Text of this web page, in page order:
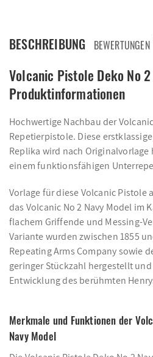
BESCHREIBUNG BEWERTUNGEN
Volcanic Pistole Deko No
Produktinformationen
Hochwertige Nachbau der
Repetierpistole. Diese
Replika wird nach
einem funktionsfähigen
Vorlage für diese Volcanic Pistole
das Volcanic No 2 Navy Model im
flachem Griffende und Messing-
Variante wurden zwischen 1855
Repeating Arms Company sowie
geringer Stückzahl hergestellt
Entwicklung des berühmten
Merkmale und Funktionen der
Navy Model